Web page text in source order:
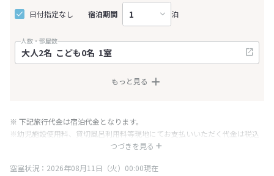
日付指定なし 宿泊期間 泊
人数・部屋数
もっと見る
つづきを見る
※ 下記旅行代金は宿泊代金となります。
※幼児施設使用料、貸切風呂利用料等現地にてお支払いいただく代金は税込
み表記となりますが、消費税増税に伴い代金が一部変更となる場合がござい
※表示されている旅行代金・プラン内容は一定時間ごとに更新されます。最
空室状況：2026年08月11日（火）00:00現在